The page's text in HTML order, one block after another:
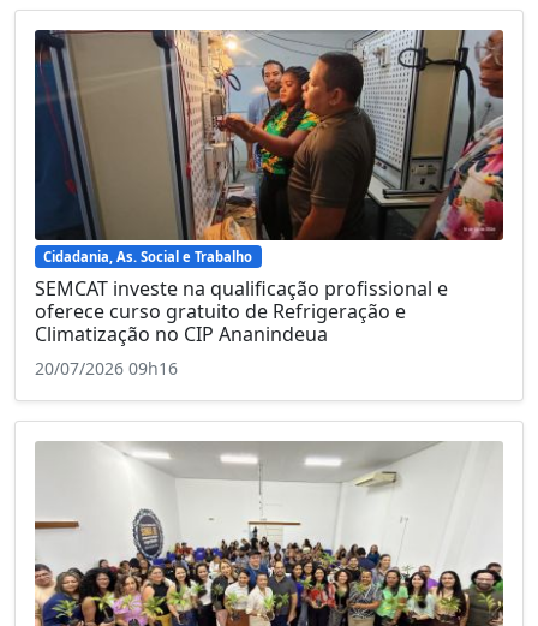
Cidadania, As. Social e Trabalho
SEMCAT investe na qualificação profissional e
oferece curso gratuito de Refrigeração e
Climatização no CIP Ananindeua
20/07/2026 09h16